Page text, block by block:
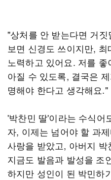
"상처를 안 받는다면 거
보면 신경도 쓰이지만,
노력하고 있어요. 저를
아질 수 있도록, 결국은
명해야 한다고 생각해요."
'박찬민 딸'이라는 수식어
자, 이제는 넘어야 할 과
사랑을 받았고, 아버지
지금도 발음과 발성을 조
하지만 성인이 된 박민하